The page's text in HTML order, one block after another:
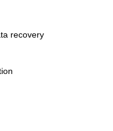
recovery